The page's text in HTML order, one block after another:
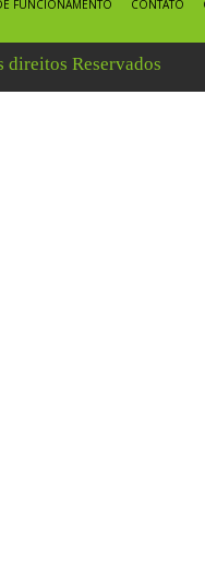
FUNCIONAMENTO CONTATO
direitos Reservados